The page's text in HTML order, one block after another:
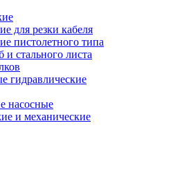
для резки кабеля
пистолетного типа
стального листа
гидравлические
насосные
и механические